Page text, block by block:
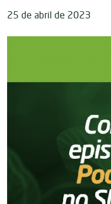
25 de abril de 2023